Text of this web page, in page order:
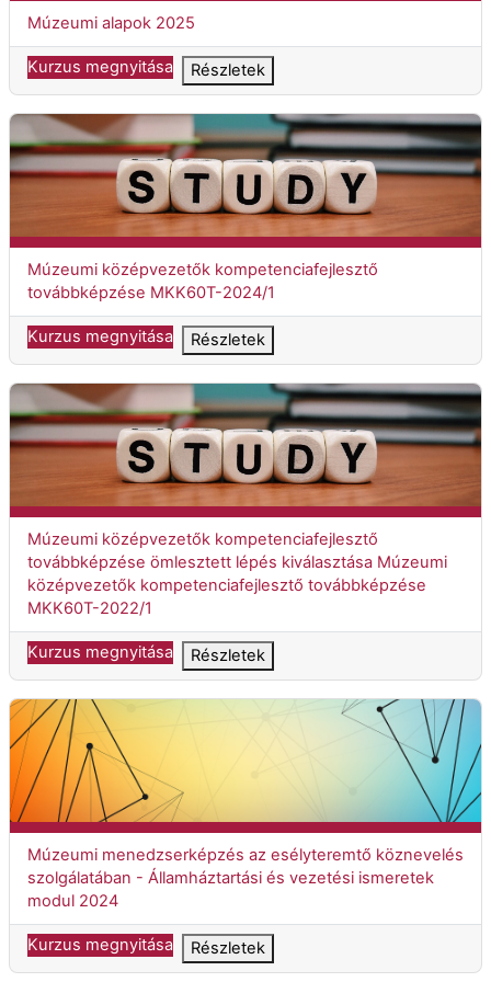
Kurzuscím
Múzeumi alapok 2025
Kurzus megnyitása Részletek
Múzeumi középvezetők kompetenciafejlesztő továbbképzése
Kurzuscím
Múzeumi középvezetők kompetenciafejlesztő
továbbképzése MKK60T-2024/1
Kurzus megnyitása Részletek
Múzeumi középvezetők kompetenciafejlesztő
Kurzuscím
Múzeumi középvezetők kompetenciafejlesztő
továbbképzése ömlesztett lépés kiválasztása Múzeumi
középvezetők kompetenciafejlesztő továbbképzése
MKK60T-2022/1
Kurzus megnyitása Részletek
Múzeumi menedzserképzés az esélyteremtő köznevelés
Kurzuscím
Múzeumi menedzserképzés az esélyteremtő köznevelés
szolgálatában - Államháztartási és vezetési ismeretek
modul 2024
Kurzus megnyitása Részletek